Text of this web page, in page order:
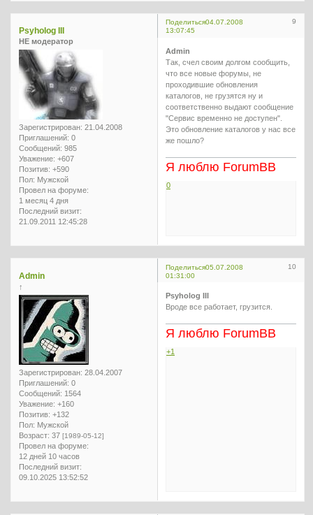
Поделиться 9
04.07.2008
13:07:45
Psyholog III
НЕ модератор
Зарегистрирован: 21.04.2008
Приглашений: 0
Сообщений: 985
Уважение: +607
Позитив: +590
Пол: Мужской
Провел на форуме:
1 месяц 4 дня
Последний визит:
21.09.2011 12:45:28
Admin
Так, счел своим долгом сообщить,
что все новые форумы, не
проходившие обновления
каталогов, не грузятся ну и
соответственно выдают сообщение
"Сервис временно не доступен".
Это обновление каталогов у нас все
же пошло?
Я люблю ForumBB
0
Поделиться 10
05.07.2008
01:31:00
Admin
↑
Зарегистрирован: 28.04.2007
Приглашений: 0
Сообщений: 1564
Уважение: +160
Позитив: +132
Пол: Мужской
Возраст: 37 [1989-05-12]
Провел на форуме:
12 дней 10 часов
Последний визит:
09.10.2025 13:52:52
Psyholog III
Вроде все работает, грузится.
Я люблю ForumBB
+1